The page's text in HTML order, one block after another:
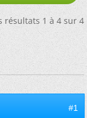
résultats 1 à 4 sur 4
#1